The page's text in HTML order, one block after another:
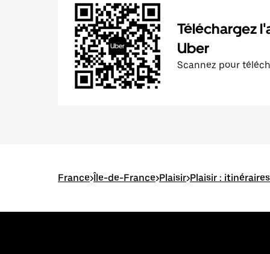
Téléchargez
Uber
Scannez pour
France>Île-de-France>Plaisir>Plaisir :